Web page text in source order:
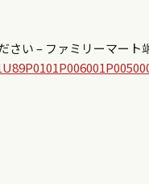
ださい – ファミリーマ